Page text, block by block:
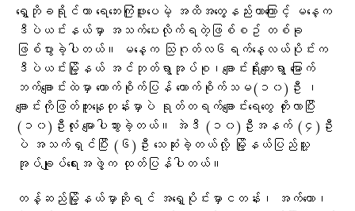
ရွှေဘိုခရိုင်ဟာ ရေဘေးကြုံဖူးပေမဲ့ အထိအတွေ့နည်းတာကြောင့် မနေ့က
ဒီပဲယင်းနယ်မှာ အသက်ပေးလိုက်ရတဲ့ဖြစ်စဥ် တစ်ခု
ဖြစ်ပွားခဲ့ပါတယ်။ မနေ့က သြဂုတ်လ၆ရက်နေ့လယ်ပိုင်းက
ဒီပဲယင်းမြို့နယ် အင်ဘုတ်ရွာအုပ်စု၊ချောင်းရိုးကျေးရွာ မြောက်
ဘက်ချောင်းထဲမှာ ကောက်စိုက်ပြန် ကောက်စိုက်သမ(၁၀)ဦး ၊
ချောင်းကိုဖြတ်ကူးနေုတုန်းမှာပဲ ရုတ်တရက်ချောင်းရေတွေ တိုးလာပြီး
(၁၀)ဦးလုံး မျောပါသွားခဲ့တယ်။ အဲဒီ (၁၀)ဦးအနက် (၄)ဦး
ပဲ အသက်ရှင်ပြီး (၆)ဦး သေဆုံးခဲ့တယ်လို့ မြို့နယ်ပြည်သူ့
အုပ်ချုပ်ရေးအဖွဲ့က ထုတ်ပြန်ပါတယ်။
တန့်ဆည်မြို့နယ်မှာဆိုရင် အရှေ့ပိုင်းမှာငတန်း၊ အက်တော၊